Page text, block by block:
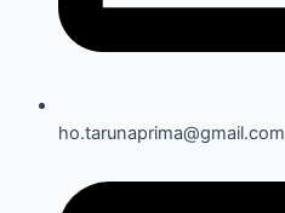
ho.tarunaprima@gmail.com